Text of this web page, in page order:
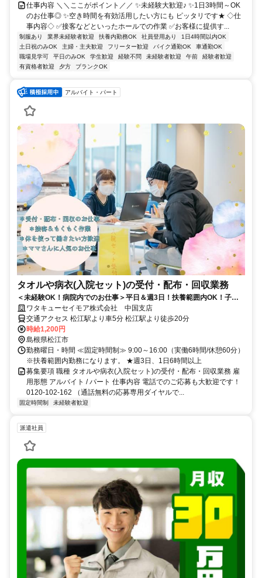
仕事内容 ＼＼ここがポイント／／ ✨未経験大歓迎♪ ✨1日3時間～OK
のお仕事◎ ✨空き時間を有効活用したい方にも ピッタリです★ ◇仕
事内容◇ ✅接客などといったホールでの作業 ✅お客様に提供す...
制服あり 業界未経験者歓迎 扶養内勤務OK 社員登用あり
1日4時間以内OK
土日祝のみOK
主婦・主夫歓迎 フリーター歓迎 バイク通勤OK
車通勤OK
職場見学可
平日のみOK 学生歓迎 経験不問 未経験者歓迎 午前
経験者歓迎
有資格者歓迎
夕方 ブランクOK
アルバイト・パート
タオルや病衣(入院セット)の受付・配布・回収業務
＜未経験OK！病院内でのお仕事＞平日＆週3日！扶養範囲内OK！子育
て応援企業！マイカー通勤可♪
ワタキューセイモア株式会社 中国支店
交通アクセス 松江駅より車5分 松江駅より徒歩20分
時給1,200円
島根県松江市
勤務曜日・時間 ≪固定時間制≫ 9:00～16:00（実働6時間/休憩60分）
※扶養範囲内勤務になります。 ★週3日、1日6時間以上
募集要項 職種 タオルや病衣(入院セット)の受付・配布・回収業務 雇
用形態 アルバイト / パート 仕事内容 電話でのご応募も大歓迎です！
0120-102-162 （通話無料の応募専用ダイヤルで...
固定時間制 未経験者歓迎
派遣社員